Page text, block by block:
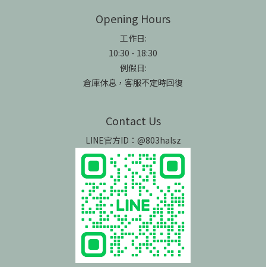
Opening Hours
工作日:
10:30 - 18:30
例假日:
倉庫休息，客服不定時回復
Contact Us
LINE官方ID：@803halsz